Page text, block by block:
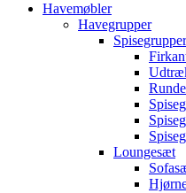
Havemøbler
Havegrupper
Spisegrupper
Loungesæt